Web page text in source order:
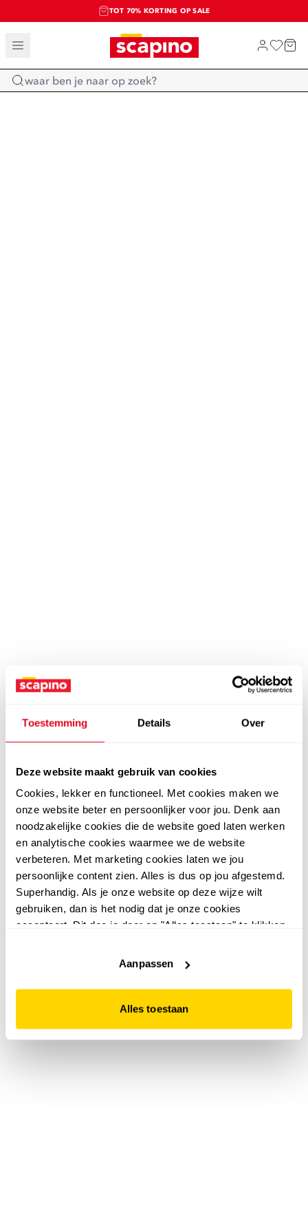
Toestemming Details Over
Deze website maakt gebruik van cookies
Cookies, lekker en functioneel. Met cookies maken we
onze website beter en persoonlijker voor jou. Denk aan
noodzakelijke cookies die de website goed laten werken
en analytische cookies waarmee we de website
verbeteren. Met marketing cookies laten we jou
persoonlijke content zien. Alles is dus op jou afgestemd.
Superhandig. Als je onze website op deze wijze wilt
gebruiken, dan is het nodig dat je onze cookies
accepteert. Dit doe je door op "Alles toestaan" te klikken.
website niet optimaal functioneert.
Aanpassen
Alles toestaan
TOT 70% KORTING OP SALE
SALE: LAATSTE KANS!
SHOP NIEUW
Home